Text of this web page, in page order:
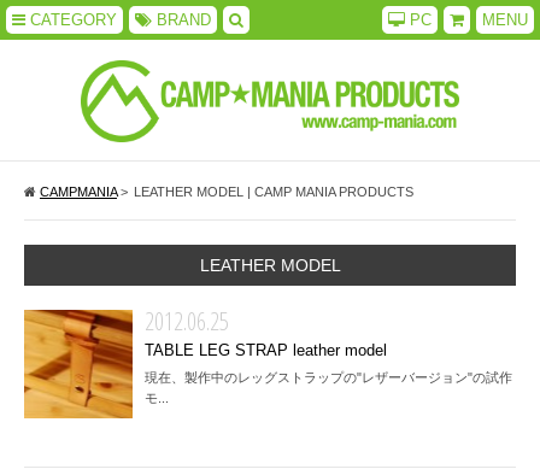
CATEGORY BRAND MENU
PC
CAMPMANIA> LEATHER MODEL | CAMP MANIA PRODUCTS
LEATHER MODEL
2012.06.25
TABLE LEG STRAP leather model
現在、製作中のレッグストラップの"レザーバージョン"の試作
モ...